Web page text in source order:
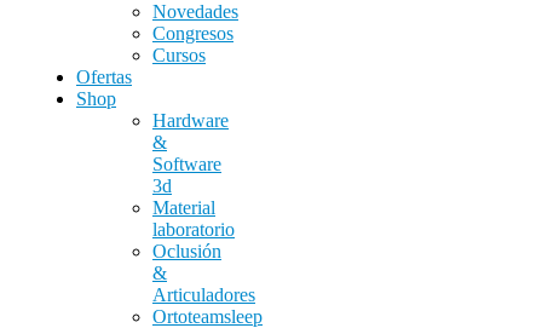
Novedades
Congresos
Cursos
Ofertas
Shop
Hardware
&
Software
3d
Material
laboratorio
Oclusión
&
Articuladores
Ortoteamsleep